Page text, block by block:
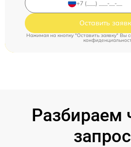
Оставить
Нажимая на кнопку "Оставить заявку" Вы
Разбираем